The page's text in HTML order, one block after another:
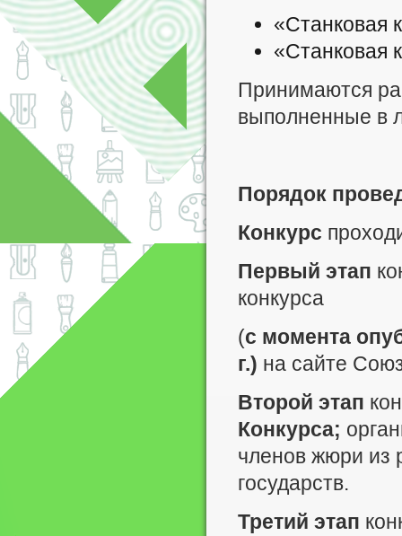
«Станковая
«Станковая
Принимаются
выполненные в
Порядок
Конкурс
Первый этап
конкурса
(с момента
г.) на сайте
Второй этап
Конкурса;
членов жюри из
государств.
Третий этап